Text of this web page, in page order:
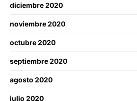
diciembre 2020
noviembre 2020
octubre 2020
septiembre 2020
agosto 2020
julio 2020